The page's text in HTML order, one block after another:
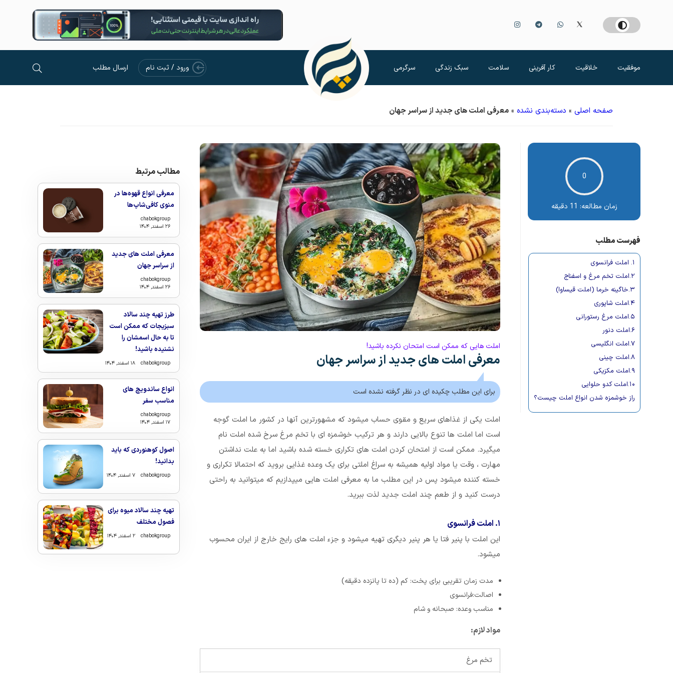
موفقیت خلاقیت کار آفرینی سلامت سبک زندگی سرگرمی ورود / ثبت نام ارسال مطلب
صفحه اصلی » دسته‌بندی نشده » معرفی املت های جدید از سراسر جهان
املت هایی که ممکن است امتحان نکرده باشید!
معرفی املت های جدید از سراسر جهان
برای این مطلب چکیده ای در نظر گرفته نشده است
املت یکی از غذاهای سریع و مقوی حساب میشود که مشهورترین آنها در کشور ما املت گوجه
است اما املت ها تنوع بالایی دارند و هر ترکیب خوشمزه ای با تخم مرغ سرخ شده املت نام
میگیرد. ممکن است از امتحان کردن املت های تکراری خسته شده باشید اما به علت نداشتن
مهارت ، وقت یا مواد اولیه همیشه به سراغ املتی برای یک وعده غذایی بروید که احتمالا تکراری و
خسته کننده میشود پس در این مطلب ما به معرفی املت هایی میپدازیم که میتوانید به راحتی
درست کنید و از طعم چند املت جدید لذت ببرید.
۱. املت فرانسوی
این املت با پنیر فتا یا هر پنیر دیگری تهیه میشود و جزء املت های رایج خارج از ایران محسوب
میشود.
مدت زمان تقریبی برای پخت: کم (ده تا پانزده دقیقه)
اصالت:فرانسوی
مناسب وعده: صبحانه و شام
مواد لازم:
تخم مرغ
0
زمان مطالعه: 11 دقیقه
فهرست مطلب
۱. املت فرانسوی
۲.املت تخم مرغ و اسفناج
۳.خاگینه خرما (املت قیساوا)
۴.املت شاپوری
۵.املت مرغ رستورانی
۶.املت دنور
۷.املت انگلیسی
۸.املت چینی
۹.املت مکزیکی
۱۰.املت کدو حلوایی
راز خوشمزه شدن انواع املت چیست؟
مطالب مرتبط
معرفی انواع قهوه‌ها در
منوی کافی‌شاپ‌ها
chabokgroup
۲۶ اسفند, ۱۴۰۴
معرفی املت های جدید
از سراسر جهان
chabokgroup
۲۶ اسفند, ۱۴۰۴
طرز تهیه چند سالاد
سبزیجات که ممکن است
تا به حال اسمشان را
نشنیده باشید!
chabokgroup ۱۸ اسفند, ۱۴۰۴
انواع ساندویچ های
مناسب سفر
chabokgroup
۱۷ اسفند, ۱۴۰۴
اصول کوهنوردی که باید
بدانید!
chabokgroup ۷ اسفند, ۱۴۰۴
تهیه چند سالاد میوه برای
فصول مختلف
chabokgroup ۲ اسفند, ۱۴۰۴